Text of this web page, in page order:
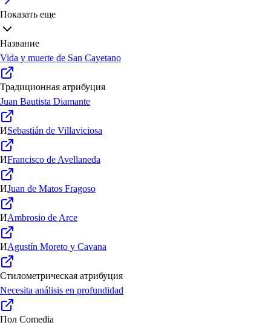
Показать еще
Название
Vida y muerte de San Cayetano
Традиционная атрибуция
Juan Bautista Diamante
ИSebastián de Villaviciosa
ИFrancisco de Avellaneda
ИJuan de Matos Fragoso
ИAmbrosio de Arce
ИAgustín Moreto y Cavana
Стилометрическая атрибуция
Necesita análisis en profundidad
Пол Comedia